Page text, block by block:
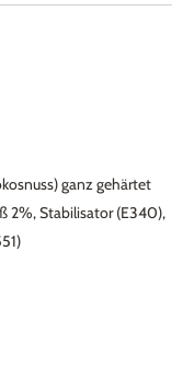
ganz gehärtet
2%, Stabilisator (E340),